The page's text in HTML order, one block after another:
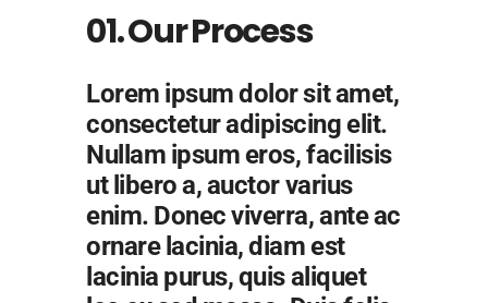
01. Our Process
Lorem ipsum dolor sit amet,
consectetur adipiscing elit.
Nullam ipsum eros, facilisis
ut libero a, auctor varius
enim. Donec viverra, ante ac
ornare lacinia, diam est
lacinia purus, quis aliquet